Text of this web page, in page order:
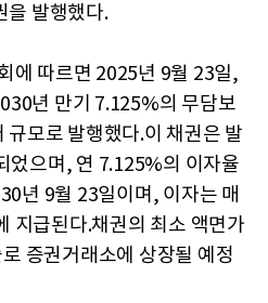
을 발행했다.
에 따르면 2025년 9월 23일,
년 만기 7.125%의 무담보
모로 발행했다.이 채권은 발
었으며, 연 7.125%의 이자율
년 9월 23일이며, 이자는 매
지급된다.채권의 최소 액면가
증권거래소에 상장될 예정